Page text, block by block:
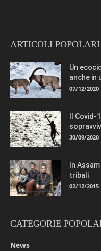
ARTICOLI POPOLARI
Un
anche in
07/12/2020
Il
30/09/2020
In
tribali
02/12/2015
CATEGORIE
News